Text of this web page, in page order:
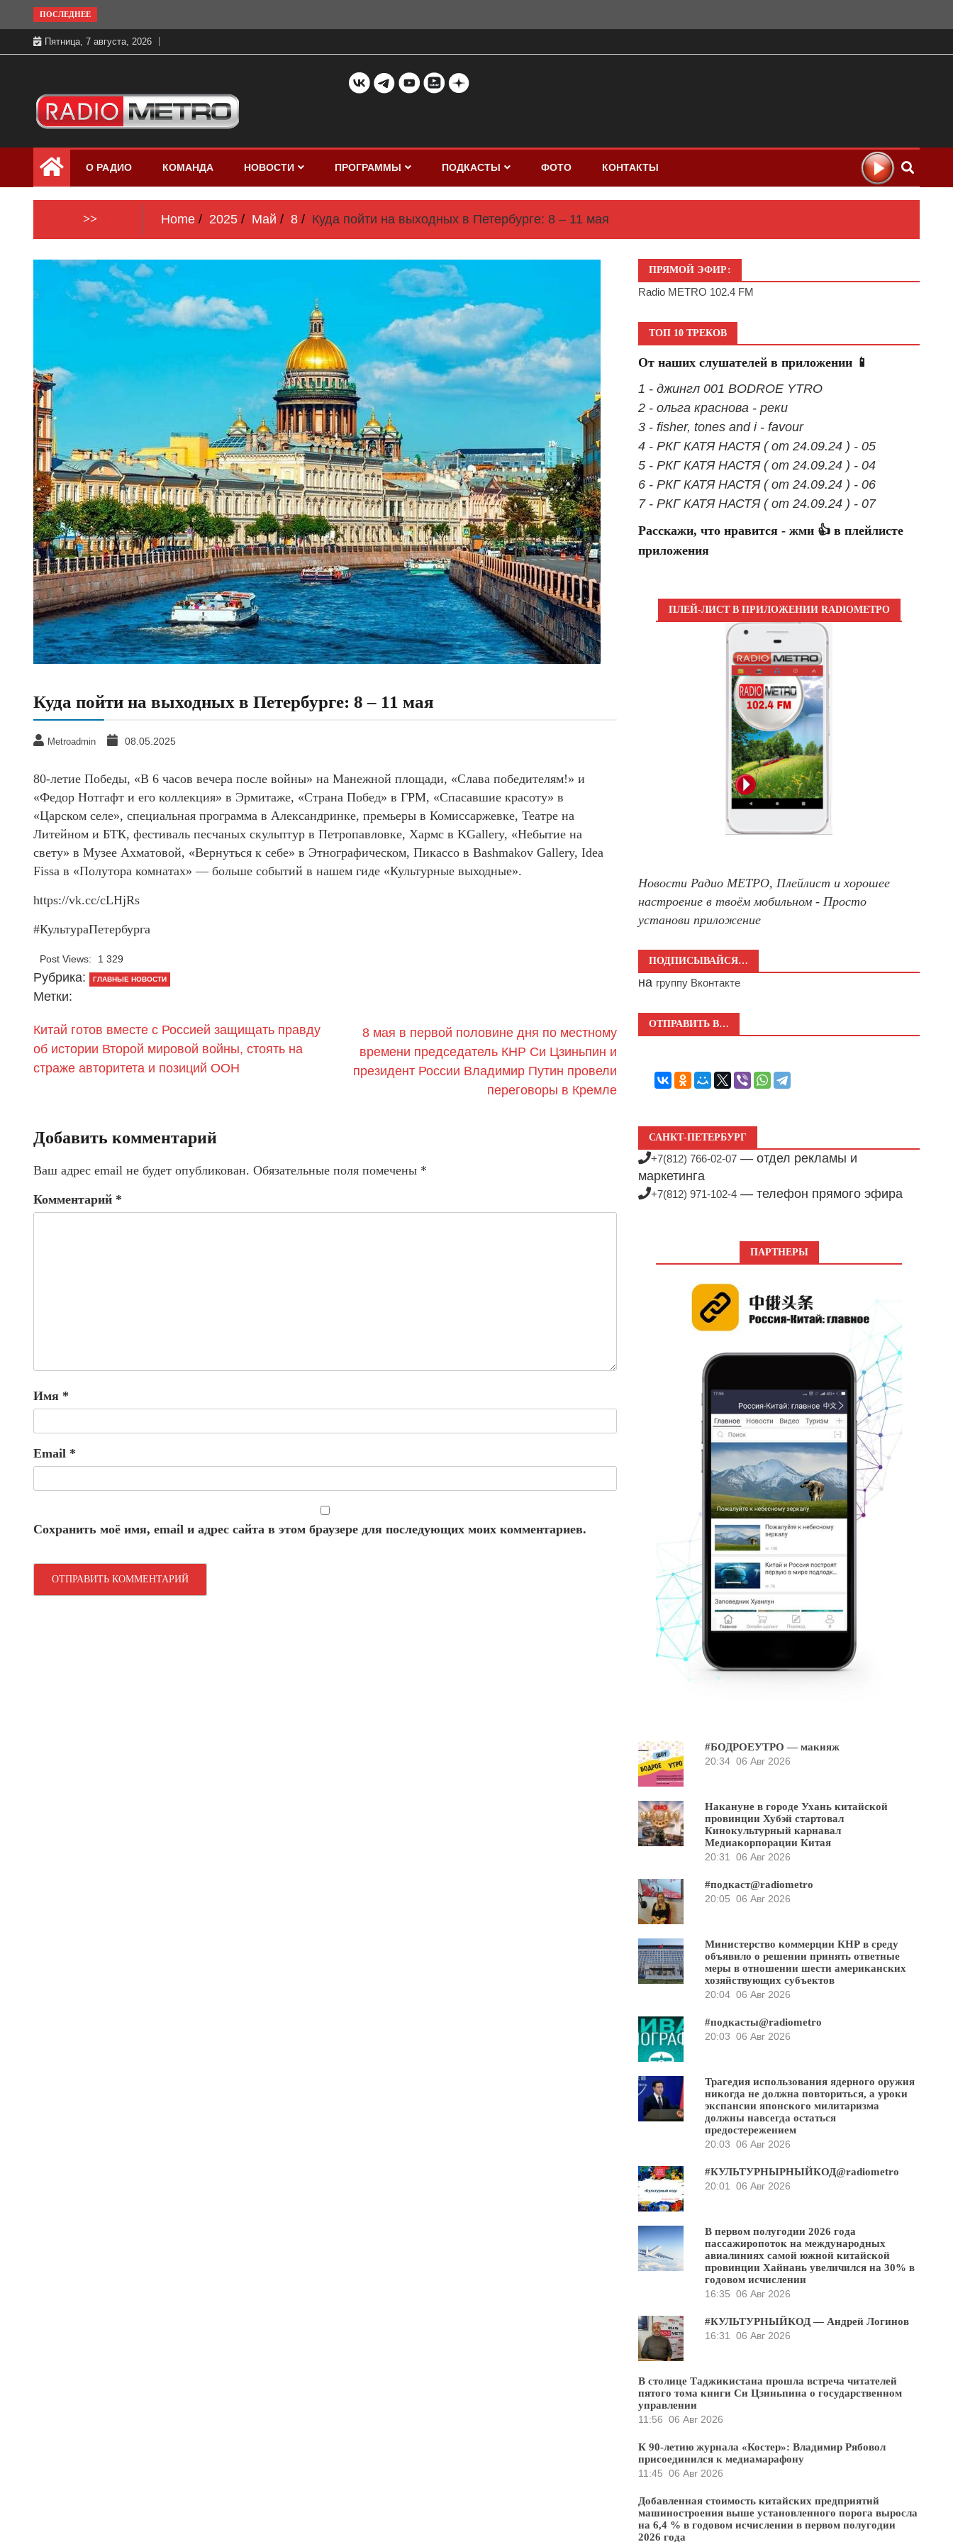
to
content
ПОСЛЕДНЕЕ
Пятница, 7 августа, 2026
Радио МЕТРО
бесплатно в хорошем качестве Санкт-
Петербург и Россия
О РАДИО КОМАНДА НОВОСТИ ПРОГРАММЫ ПОДКАСТЫ ФОТО КОНТАКТЫ
>> Home 2025 Май 8 Куда пойти на выходных в Петербурге: 8 – 11 мая
Куда пойти на выходных в Петербурге: 8 – 11 мая
Metroadmin 08.05.2025
80-летие Победы, «В 6 часов вечера после войны» на Манежной площади, «Слава победителям!» и
«Федор Нотгафт и его коллекция» в Эрмитаже, «Страна Побед» в ГРМ, «Спасавшие красоту» в
«Царском селе», специальная программа в Александринке, премьеры в Комиссаржевке, Театре на
Литейном и БТК, фестиваль песчаных скульптур в Петропавловке, Хармс в KGallery, «Небытие на
свету» в Музее Ахматовой, «Вернуться к себе» в Этнографическом, Пикассо в Bashmakov Gallery, Idea
Fissa в «Полутора комнатах» — больше событий в нашем гиде «Культурные выходные».
https://vk.cc/cLHjRs
#КультураПетербурга
Post Views: 1 329
Рубрика: ГЛАВНЫЕ НОВОСТИ
Метки:
Китай готов вместе с Россией защищать правду
об истории Второй мировой войны, стоять на
страже авторитета и позиций ООН
8 мая в первой половине дня по местному
времени председатель КНР Си Цзиньпин и
президент России Владимир Путин провели
переговоры в Кремле
Добавить комментарий
Ваш адрес email не будет опубликован. Обязательные поля помечены *
Комментарий *
Имя *
Email *
Сохранить моё имя, email и адрес сайта в этом браузере для последующих моих комментариев.
ПРЯМОЙ ЭФИР:
Radio METRO 102.4 FM
ТОП 10 ТРЕКОВ
От наших слушателей в приложении 📱
1 - джингл 001 BODROE YTRO
2 - ольга краснова - реки
3 - fisher, tones and i - favour
4 - РКГ КАТЯ НАСТЯ ( от 24.09.24 ) - 05
5 - РКГ КАТЯ НАСТЯ ( от 24.09.24 ) - 04
6 - РКГ КАТЯ НАСТЯ ( от 24.09.24 ) - 06
7 - РКГ КАТЯ НАСТЯ ( от 24.09.24 ) - 07
Расскажи, что нравится - жми 👍 в плейлисте
приложения
ПЛЕЙ-ЛИСТ В ПРИЛОЖЕНИИ RADIOМЕТРО
Новости Радио МЕТРО, Плейлист и хорошее
настроение в твоём мобильном - Просто
установи приложение
ПОДПИСЫВАЙСЯ…
на группу Вконтакте
ОТПРАВИТЬ В…
САНКТ-ПЕТЕРБУРГ
+7(812) 766-02-07 — отдел рекламы и
маркетинга
+7(812) 971-102-4 — телефон прямого эфира
ПАРТНЕРЫ
#БОДРОЕУТРО — макияж
20:34 06 Авг 2026
Накануне в городе Ухань китайской
провинции Хубэй стартовал
Кинокультурный карнавал
Медиакорпорации Китая
20:31
06 Авг 2026
#подкаст@radiometro
20:05 06 Авг 2026
Министерство коммерции КНР в среду
объявило о решении принять ответные
меры в отношении шести американских
хозяйствующих субъектов
20:04 06 Авг 2026
#подкасты@radiometro
20:03 06 Авг 2026
Трагедия использования ядерного оружия
никогда не должна повториться, а уроки
экспансии японского милитаризма
должны навсегда остаться
предостережением
20:03 06 Авг 2026
#КУЛЬТУРНЫРНЫЙКОД@radiometro
20:01
06 Авг 2026
В первом полугодии 2026 года
пассажиропоток на международных
авиалиниях самой южной китайской
провинции Хайнань увеличился на 30% в
годовом исчислении
16:35 06 Авг 2026
#КУЛЬТУРНЫЙКОД — Андрей Логинов
16:31
06 Авг 2026
В столице Таджикистана прошла встреча читателей
пятого тома книги Си Цзиньпина о государственном
управлении
11:56 06 Авг 2026
К 90-летию журнала «Костер»: Владимир Рябовол
присоединился к медиамарафону
11:45 06 Авг 2026
Добавленная стоимость китайских предприятий
машиностроения выше установленного порога выросла
на 6,4 % в годовом исчислении в первом полугодии
2026 года